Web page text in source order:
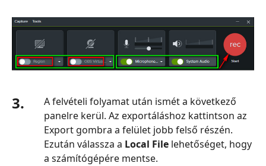
3.
A felvételi folyamat után ismét a következő
panelre kerül. Az exportáláshoz kattintson az
Export gombra a felület jobb felső részén.
Ezután válassza a Local File lehetőséget, hogy
a számítógépére mentse.